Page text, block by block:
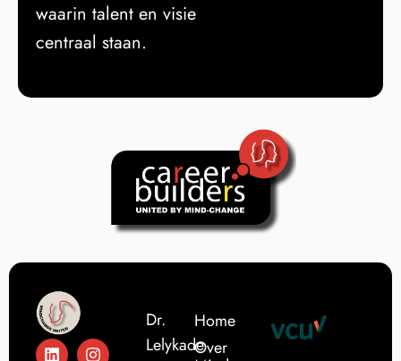
waarin talent en visie
centraal staan.
Dr.
Lelykade
Home
Over